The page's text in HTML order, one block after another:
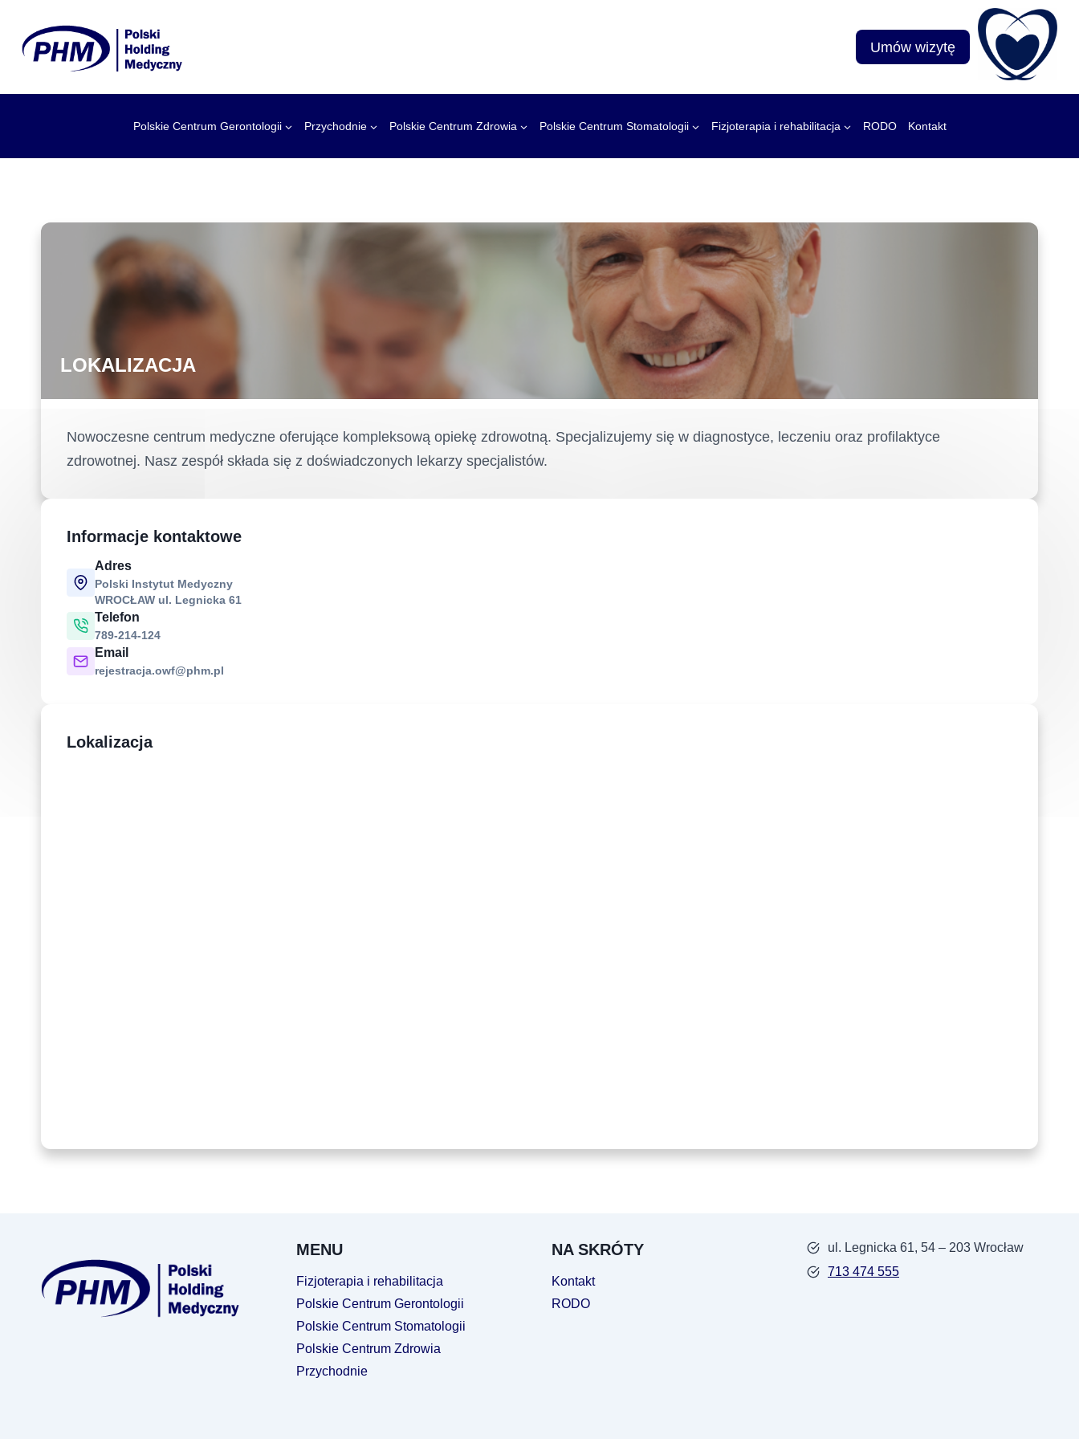
treści
Umów wizytę
Polskie Centrum Gerontologii Przychodnie Polskie Centrum Zdrowia Polskie Centrum Stomatologii Fizjoterapia i rehabilitacja RODO Kontakt
LOKALIZACJA
Nowoczesne centrum medyczne oferujące kompleksową opiekę zdrowotną. Specjalizujemy się w diagnostyce, leczeniu oraz profilaktyce
zdrowotnej. Nasz zespół składa się z doświadczonych lekarzy specjalistów.
Informacje kontaktowe
Adres
Polski Instytut Medyczny
WROCŁAW ul. Legnicka 61
Telefon
789-214-124
Email
rejestracja.owf@phm.pl
Lokalizacja
MENU
Fizjoterapia i rehabilitacja
Polskie Centrum Gerontologii
Polskie Centrum Stomatologii
Polskie Centrum Zdrowia
Przychodnie
NA SKRÓTY
Kontakt
RODO
ul. Legnicka 61, 54 – 203 Wrocław
713 474 555